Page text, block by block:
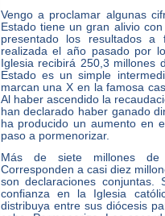
Vengo a proclamar algunas
Estado tiene un gran alivio
presentado los resultados
realizada el año pasado por
Iglesia recibirá 250,3
Estado es un simple
marcan una X en la famosa
Al haber ascendido la
han declarado haber ganado
ha producido un aumento en
paso a pormenorizar.
Más de siete millones de
Corresponden a casi diez
son declaraciones conjuntas.
confianza en la Iglesia
distribuya entre sus diócesis